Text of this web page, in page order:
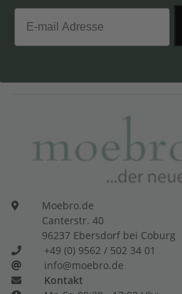
Email
Moebro.de
Canterstr. 40
96237 Ebersdorf bei Coburg
+49 (0) 9562 / 502 34 01
info@moebro.de
Kontakt